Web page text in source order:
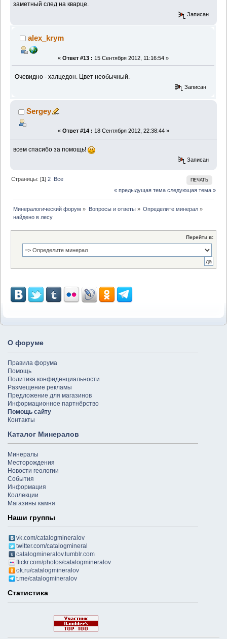
заметный след на кварце.
Записан
alex_krym
« Ответ #13 : 15 Сентября 2012, 11:16:54 »
Очевидно - халцедон. Цвет необычный.
Записан
Sergey
« Ответ #14 : 18 Сентября 2012, 22:38:44 »
всем спасибо за помощь!
Записан
ПЕЧАТЬ
Страницы: [1]2
Все
« предыдущая тема следующая тема »
Минералогический форум » Вопросы и ответы» Определите минерал»
найдено в лесу
Перейти в:
О форуме
Правила форума
Помощь
Политика конфиденциальности
Размещение рекламы
Предложение для магазинов
Информационное партнёрство
Помощь сайту
Контакты
Каталог Минералов
Минералы
Месторождения
Новости геологии
События
Информация
Коллекции
Магазины камня
Наши группы
vk.com/catalogmineralov
twitter.com/catalogmineral
catalogmineralov.tumblr.com
flickr.com/photos/catalogmineralov
ok.ru/catalogmineralov
t.me/catalogmineralov
Статистика